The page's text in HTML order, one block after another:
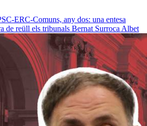
ERC-Comuns, any dos: una entesa
de reüll els tribunals Bernat Surroca Albet